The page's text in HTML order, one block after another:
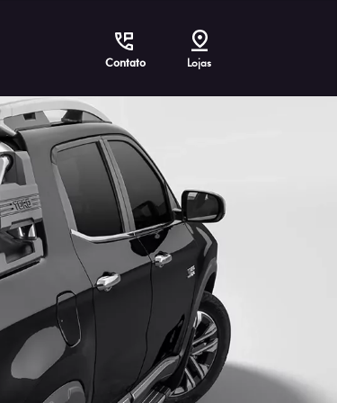
Contato Lojas